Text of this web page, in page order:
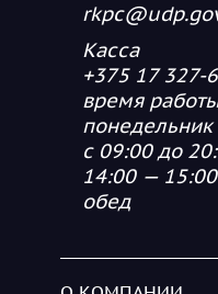
Касса
+375 17 327-
время
с 09:00 до
14:00 —
обед